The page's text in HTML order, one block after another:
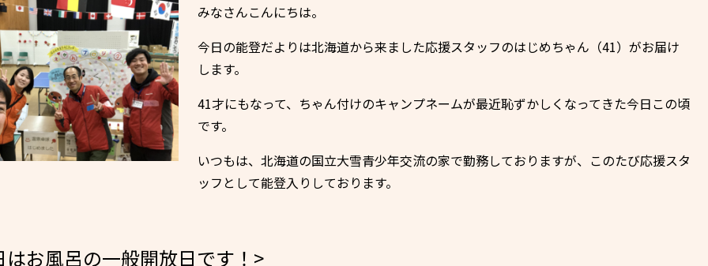
みなさんこんにちは。
今日の能登だよりは北海道から来ました応援スタッフのはじめちゃん（41）がお届け
します。
41才にもなって、ちゃん付けのキャンプネームが最近恥ずかしくなってきた今日この頃
です。
いつもは、北海道の国立大雪青少年交流の家で勤務しておりますが、このたび応援スタ
ッフとして能登入りしております。
はお風呂の一般開放日です！>